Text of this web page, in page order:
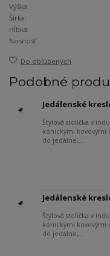
Výška:
Šírka:
Hĺbka:
Nosnosť:
Do obľúbených
Podobné
Jedálenské
Štýlová stolička v
kónickými kovovými
do jedálne,...
Jedálenské
Štýlová stolička v
kónickými kovovými
do jedálne,...